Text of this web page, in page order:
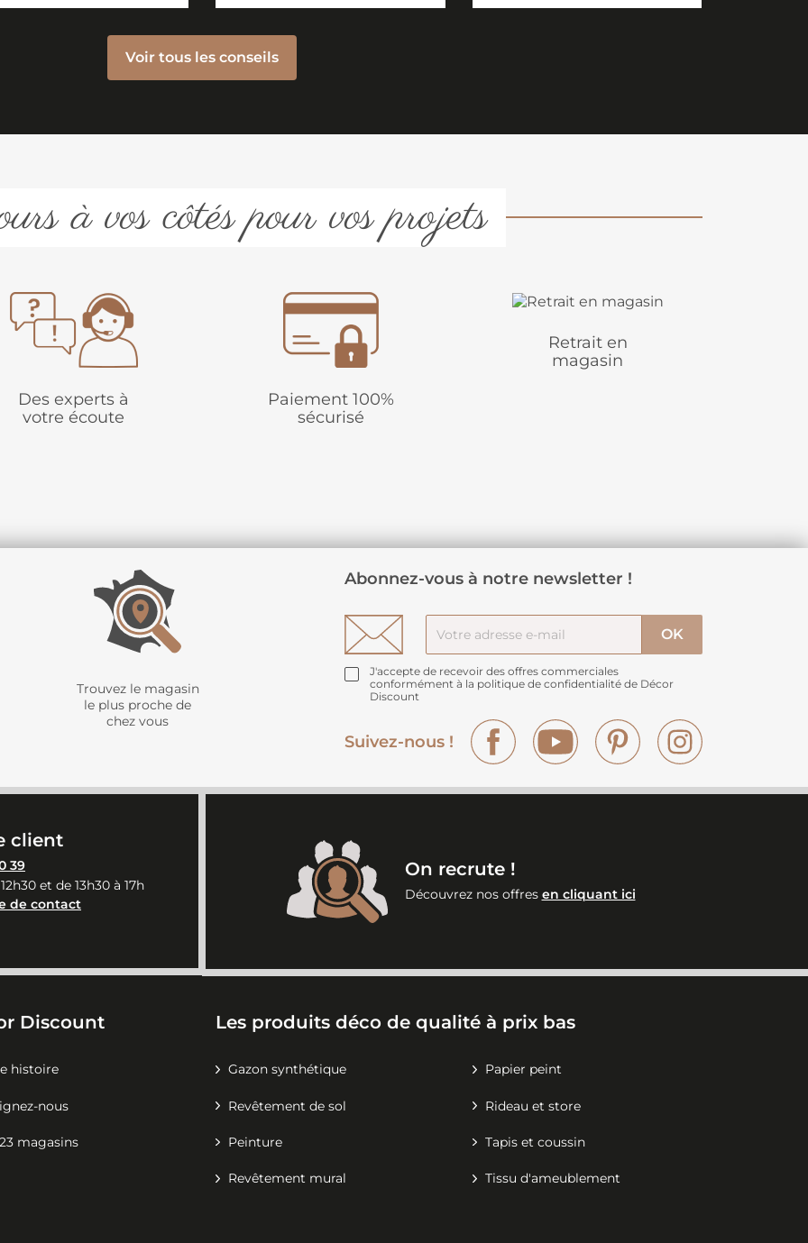
Voir tous les conseils
à vos côtés pour vos projets
Des experts à
votre écoute
Paiement 100%
sécurisé
Retrait en
magasin
Trouvez le magasin
le plus proche de
chez vous
Abonnez-vous à notre newsletter !
J'accepte de recevoir des offres commerciales
conformément à la politique de confidentialité de Décor
Discount
Suivez-nous !
Facebook YouTube Pinterest
client
39
et de 13h30 à 17h
de contact
On recrute !
Découvrez nos offres en cliquant ici
Discount
histoire
nous
magasins
Les produits déco de qualité à prix bas
Gazon synthétique Papier peint
Revêtement de sol Rideau et store
Peinture Tapis et coussin
Revêtement mural Tissu d'ameublement